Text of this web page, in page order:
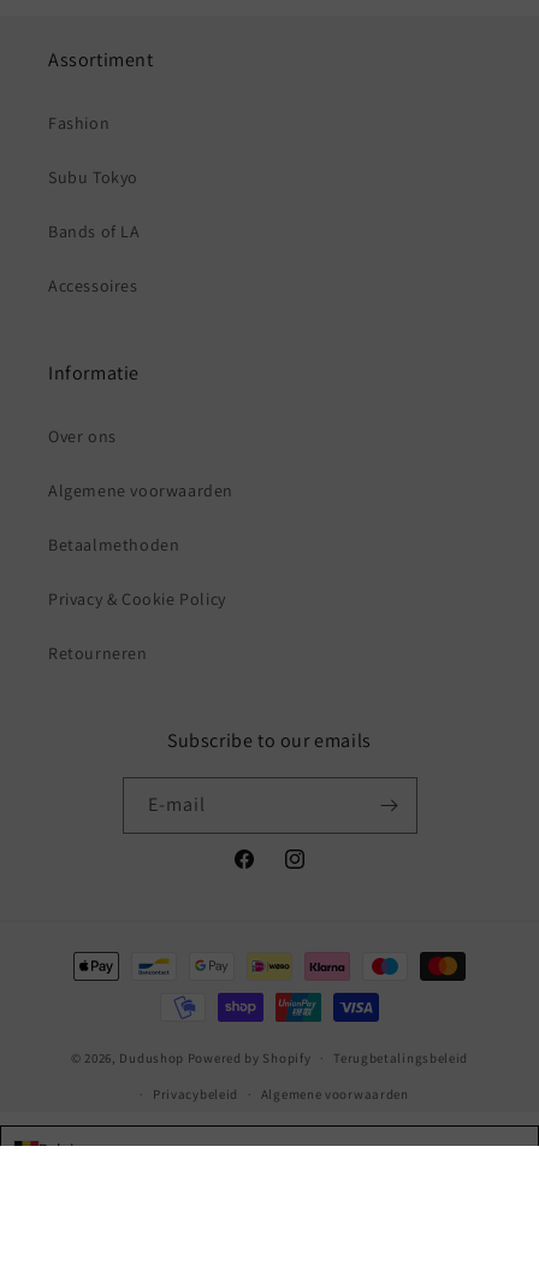
Assortiment
Fashion
Subu Tokyo
Bands of LA
Accessoires
Informatie
Over ons
Algemene voorwaarden
Betaalmethoden
Privacy & Cookie Policy
Retourneren
Subscribe to our emails
E‑mail
FacebookInstagram
Betaalmethoden
© 2026, Dudushop Powered by Shopify Terugbetalingsbeleid
Privacybeleid Algemene voorwaarden
Belgium